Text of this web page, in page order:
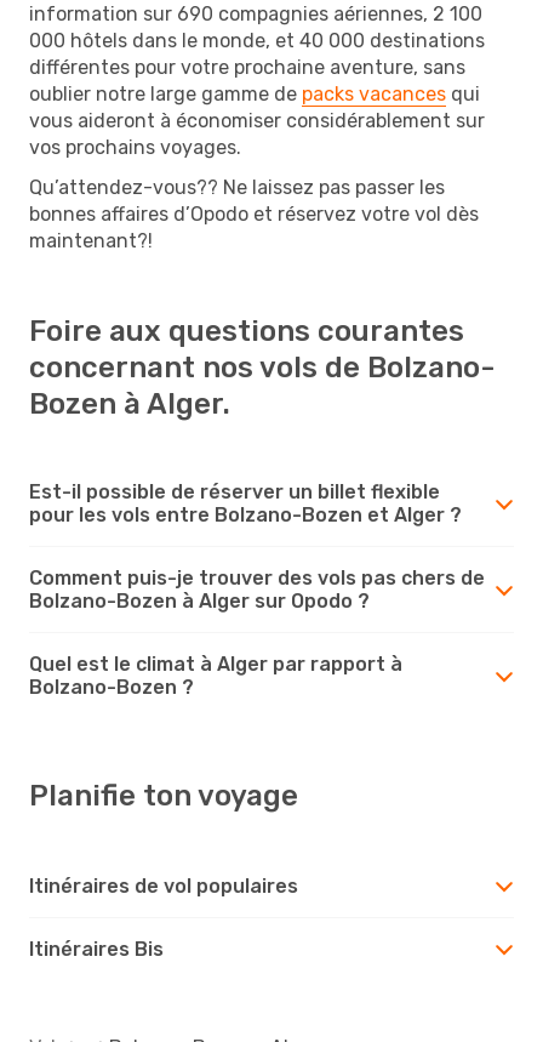
information sur 690 compagnies aériennes, 2 100
000 hôtels dans le monde, et 40 000 destinations
différentes pour votre prochaine aventure, sans
oublier notre large gamme de packs vacances qui
vous aideront à économiser considérablement sur
vos prochains voyages.
Qu’attendez-vous?? Ne laissez pas passer les
bonnes affaires d’Opodo et réservez votre vol dès
maintenant?!
Foire aux questions courantes
concernant nos vols de Bolzano-
Bozen à Alger.
Est-il possible de réserver un billet flexible
pour les vols entre Bolzano-Bozen et Alger ?
Comment puis-je trouver des vols pas chers de
Bolzano-Bozen à Alger sur Opodo ?
Quel est le climat à Alger par rapport à
Bolzano-Bozen ?
Planifie ton voyage
Itinéraires de vol populaires
Itinéraires Bis